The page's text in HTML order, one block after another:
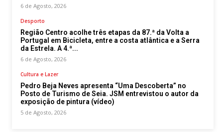
6 de Agosto, 2026
Desporto
Região Centro acolhe três etapas da 87.ª da Volta a
Portugal em Bicicleta, entre a costa atlântica e a Serra
da Estrela. A 4.ª...
6 de Agosto, 2026
Cultura e Lazer
Pedro Beja Neves apresenta “Uma Descoberta” no
Posto de Turismo de Seia. JSM entrevistou o autor da
exposição de pintura (vídeo)
5 de Agosto, 2026